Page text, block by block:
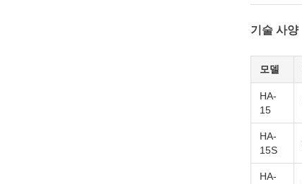
기술 사양
모델
HA-
15
HA-
15S
HA-